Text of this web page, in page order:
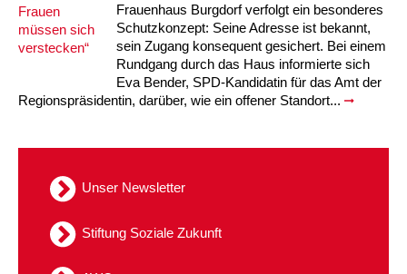
Frauenhaus Burgdorf verfolgt ein besonderes
Schutzkonzept: Seine Adresse ist bekannt,
sein Zugang konsequent gesichert. Bei einem
Rundgang durch das Haus informierte sich
Eva Bender, SPD-Kandidatin für das Amt der
Regionspräsidentin, darüber, wie ein offener Standort...
Unser Newsletter
Stiftung Soziale Zukunft